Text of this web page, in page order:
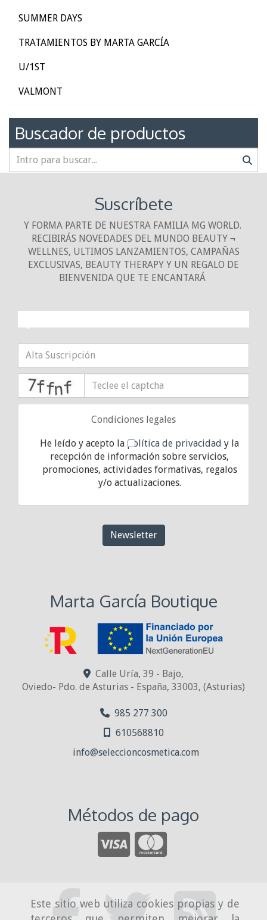
Este sitio web utiliza cookies propias y de
SUMMER DAYS
TRATAMIENTOS BY MARTA GARCÍA
U/1ST
VALMONT
Buscador de productos
Suscríbete
Y FORMA PARTE DE NUESTRA FAMILIA MG WORLD.
RECIBIRÁS NOVEDADES DEL MUNDO BEAUTY ¬
WELLNES, ULTIMOS LANZAMIENTOS, CAMPAÑAS
EXCLUSIVAS, BEAUTY THERAPY Y UN REGALO DE
BIENVENIDA QUE TE ENCANTARÁ
Condiciones legales
He leído y acepto la política de privacidad y la
recepción de información sobre servicios,
promociones, actividades formativas, regalos
y/o actualizaciones.
Newsletter
Marta García Boutique
Calle Uría, 39 - Bajo,
Oviedo- Pdo. de Asturias - España, 33003, (Asturias)
985 277 300
610568810
info
seleccioncosmetica.com
Métodos de pago